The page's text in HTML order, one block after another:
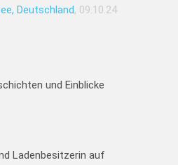
Deutschland, 09.10.24
und Einblicke
Ladenbesitzerin auf